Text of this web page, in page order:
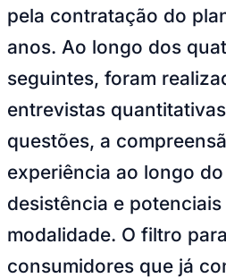
Corinthians
pela contratação do
anos. Ao longo dos
seguintes, foram
entrevistas
questões, a
experiência ao longo
desistência e
modalidade. O filtro
consumidores que já